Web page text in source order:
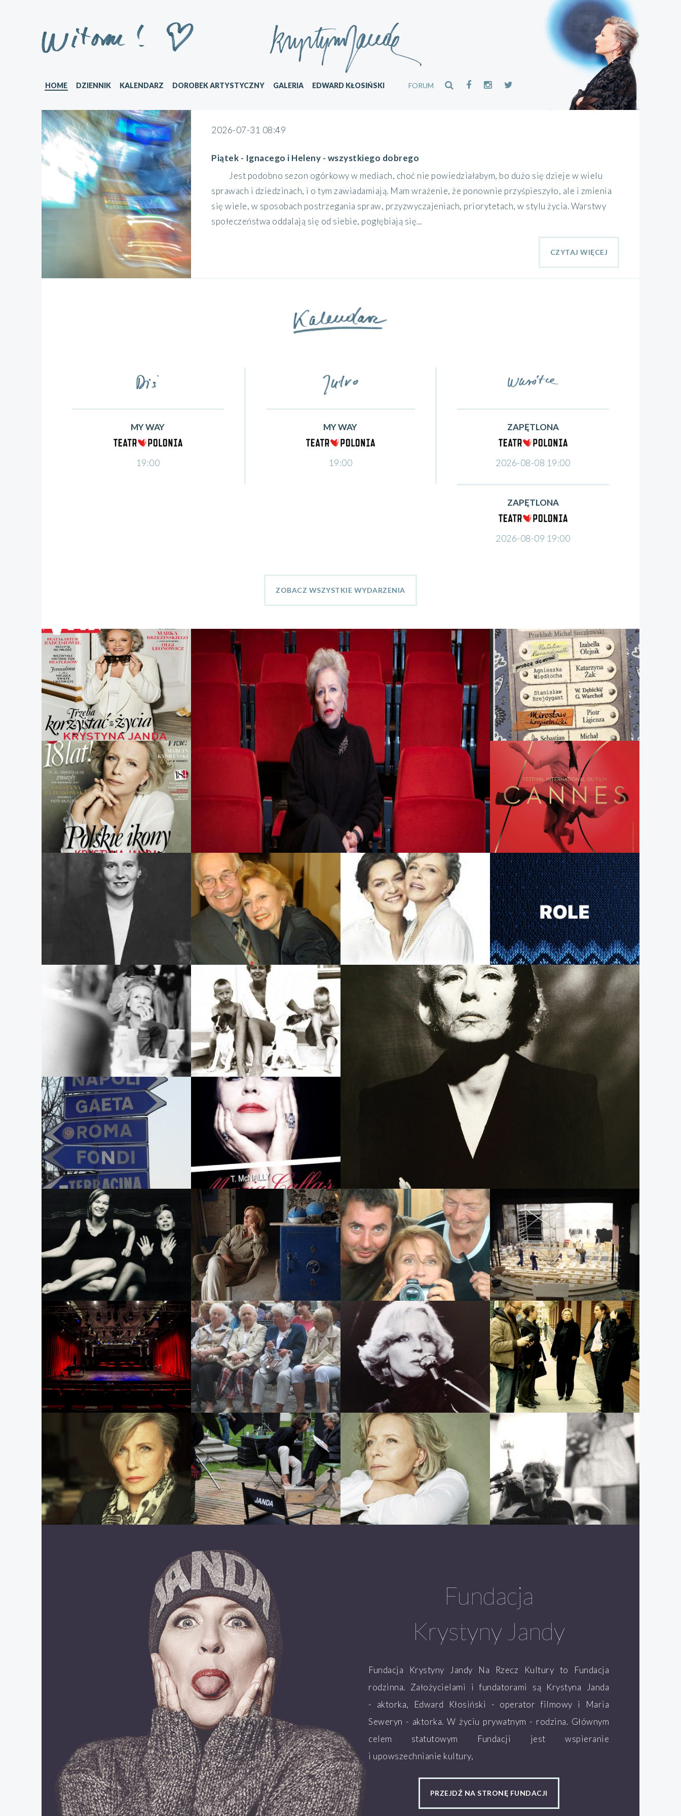
FORUM
HOME DZIENNIK KALENDARZ DOROBEK ARTYSTYCZNY GALERIA EDWARD KŁOSIŃSKI
2026-07-31 08:49
Piątek - Ignacego i Heleny - wszystkiego dobrego
Jest podobno sezon ogórkowy w mediach, choć nie powiedziałabym, bo dużo się dzieje w wielu
sprawach i dziedzinach, i o tym zawiadamiają. Mam wrażenie, że ponownie przyśpieszyło, ale i zmienia
się wiele, w sposobach postrzegania spraw, przyzwyczajeniach, priorytetach, w stylu życia. Warstwy
społeczeństwa oddalają się od siebie, pogłębiają się...
CZYTAJ WIĘCEJ
MY WAY
19:00
MY WAY
19:00
ZAPĘTLONA
2026-08-08 19:00
ZAPĘTLONA
2026-08-09 19:00
ZOBACZ WSZYSTKIE WYDARZENIA
Fundacja
Krystyny Jandy
Fundacja Krystyny Jandy Na Rzecz Kultury to Fundacja
rodzinna. Założycielami i fundatorami są Krystyna Janda
- aktorka, Edward Kłosiński - operator filmowy i Maria
Seweryn - aktorka. W życiu prywatnym - rodzina. Głównym
celem statutowym Fundacji jest wspieranie
i upowszechnianie kultury,
PRZEJDŹ NA STRONĘ FUNDACJI